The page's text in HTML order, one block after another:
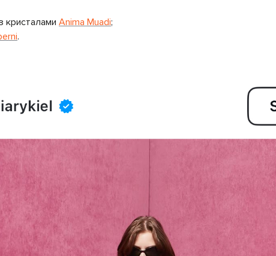
кристалами Anima Muadi;
.